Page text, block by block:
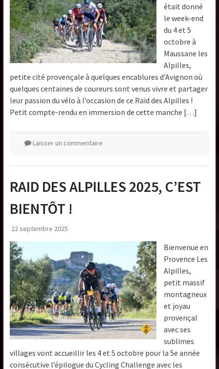
était donné
le week-end
du 4 et 5
octobre à
Maussane les
Alpilles,
petite cité provençale à quelques encablures d’Avignon où
quelques centaines de coureurs sont venus vivre et partager
leur passion du vélo à l’occasion de ce Raid des Alpilles !
Petit compte-rendu en immersion de cette manche […]
Laisser un commentaire
RAID DES ALPILLES 2025, C’EST
BIENTÔT !
22 septembre 2025
Bienvenue en
Provence Les
Alpilles,
petit massif
montagneux
et joyau
provençal
avec ses
sublimes
villages vont accueillir les 4 et 5 octobre pour la 5e année
consécutive l’épilogue du Cycling Challenge avec les